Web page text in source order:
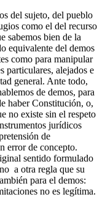
del sujeto, del pueblo
como el del recurso
sabemos bien de la
equivalente del demos
como para manipular
particulares, alejados e
general. Ante todo,
de demos, para
haber Constitución, o,
no existe sin el respeto
jurídicos
de
error de concepto.
sentido formulado
a otra regla que su
para el demos:
no es legítima.